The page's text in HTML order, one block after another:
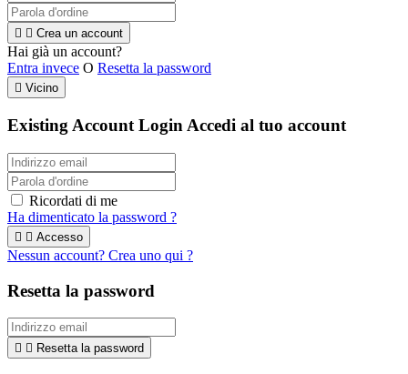
  Crea un account
Hai già un account?
Entra invece O Resetta la password
 Vicino
Existing Account Login Accedi al tuo account
Ricordati di me
Ha dimenticato la password ?
  Accesso
Nessun account? Crea uno qui ?
Resetta la password
  Resetta la password